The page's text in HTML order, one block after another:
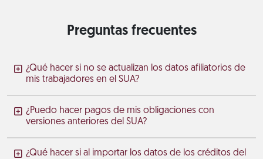
Preguntas frecuentes
¿Qué hacer si no se actualizan los datos afiliatorios de
mis trabajadores en el SUA?
¿Puedo hacer pagos de mis obligaciones con
versiones anteriores del SUA?
¿Qué hacer si al importar los datos de los créditos del